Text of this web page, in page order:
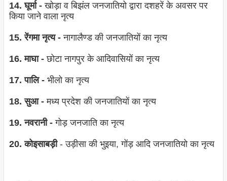
14. घूर्मा -खोड़ा व बिझंल जनजातियो द्वारा दशहरें के अवसर पर
किया जाने वाला नृत्‍य
15. रेंगमा नृत्‍य -नागालैण्‍ड की जनजातियों का नृत्‍य
16. माघा -छोटा नागपुर के आदिवासियों का नृत्‍य
17. पालि -भीलो का नृत्‍य
18. सुआ -मध्‍य प्रदेश की जनजातियों का नृत्‍य
19. नवरानी -गोड़ जनजाति का नृत्‍य
20. कोइसाबड़ी - उड़ीसा की भुइया, गोंड़ आदि जनजातियो का नृत्‍य